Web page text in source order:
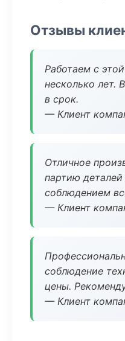
Отзывы
Работаем с
несколько лет.
в срок.
— Клиент
Отличное
партию
соблюдением
— Клиент
соблюдение
цены.
— Клиент